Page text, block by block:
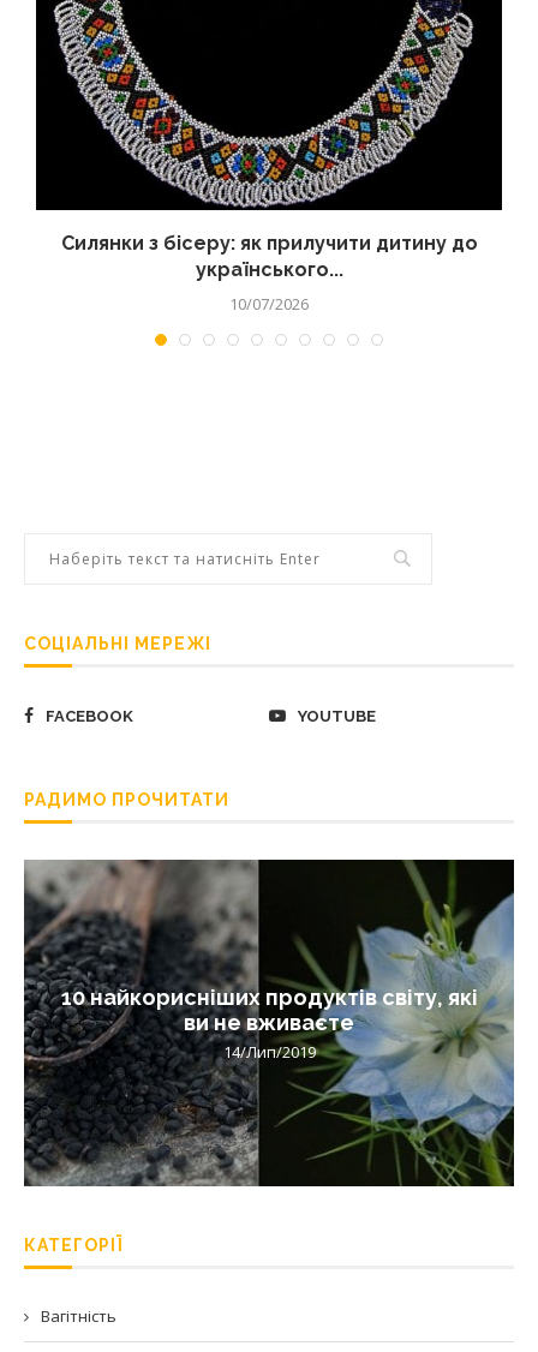
Силянки з бісеру: як прилучити дитину до
українського...
10/07/2026
СОЦІАЛЬНІ МЕРЕЖІ
FACEBOOK YOUTUBE
РАДИМО ПРОЧИТАТИ
10 найкорисніших продуктів світу, які
ви не вживаєте
14/Лип/2019
КАТЕГОРІЇ
Вагітність